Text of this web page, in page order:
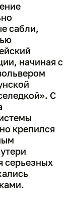
сабли,
начиная с
С
крепился
серьезных